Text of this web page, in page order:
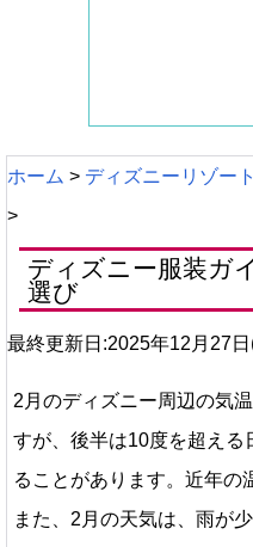
ホーム > ディズニーリゾート
>
ディズニー服装ガ
選び
最終更新日:2025年12月27
2月のディズニー周辺の気
すが、後半は10度を超える
ることがあります。近年の
また、2月の天気は、雨が